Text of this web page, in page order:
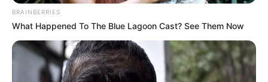
BRAINBERRIES
What Happened To The Blue Lagoon Cast? See Them Now